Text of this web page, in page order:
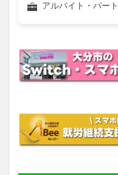
アルバイト・パート